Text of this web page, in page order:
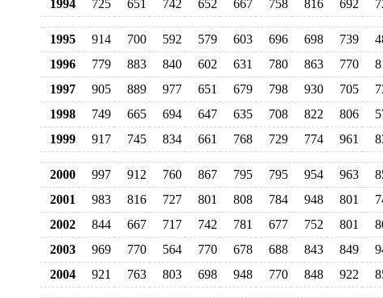
1994
725 651 742 652 667 758 816 692
1995 914 700 592 579 603 696 698 739
1996
779 883 840 602 631 780 863 770
1997
905 889 977 651 679 798 930 705
1998
749 665 694 647 635 708 822 806
1999
917 745 834 661 768 729 774 961
2000 997 912 760 867 795 795 954 963
2001
983 816 727 801 808 784 948 801
2002
844 667 717 742 781 677 752 801
2003
969 770 564 770 678 688 843 849
2004
921 763 803 698 948 770 848 922